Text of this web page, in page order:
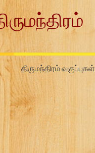
திருமந்திரம் வகுப்புகள்